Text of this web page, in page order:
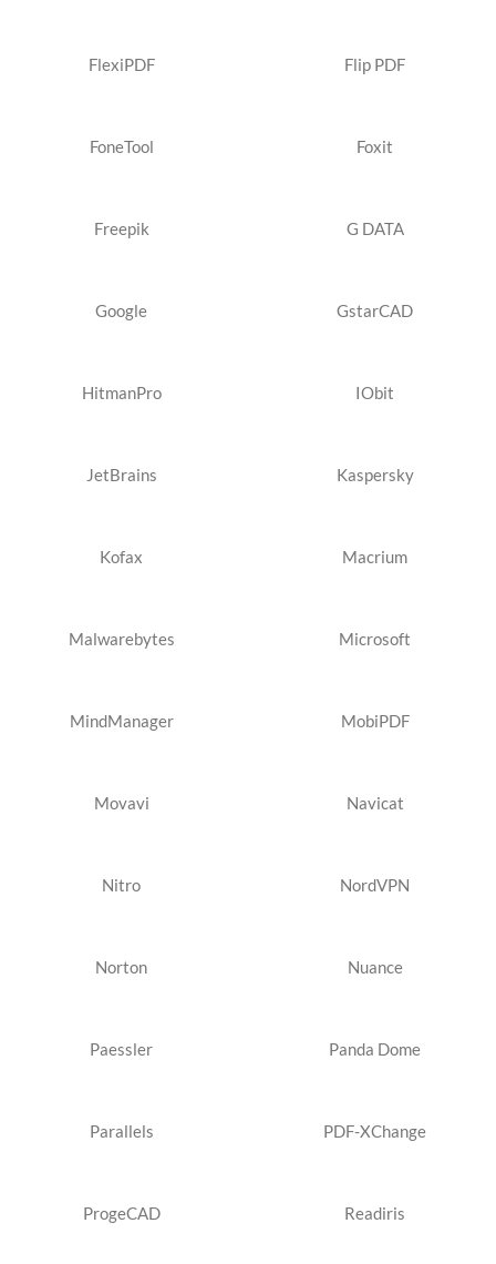
FlexiPDF Flip PDF
FoneTool Foxit
Freepik G DATA
Google GstarCAD
HitmanPro IObit
JetBrains Kaspersky
Kofax Macrium
Malwarebytes Microsoft
MindManager MobiPDF
Movavi Navicat
Nitro NordVPN
Norton Nuance
Paessler Panda Dome
Parallels PDF-XChange
ProgeCAD Readiris